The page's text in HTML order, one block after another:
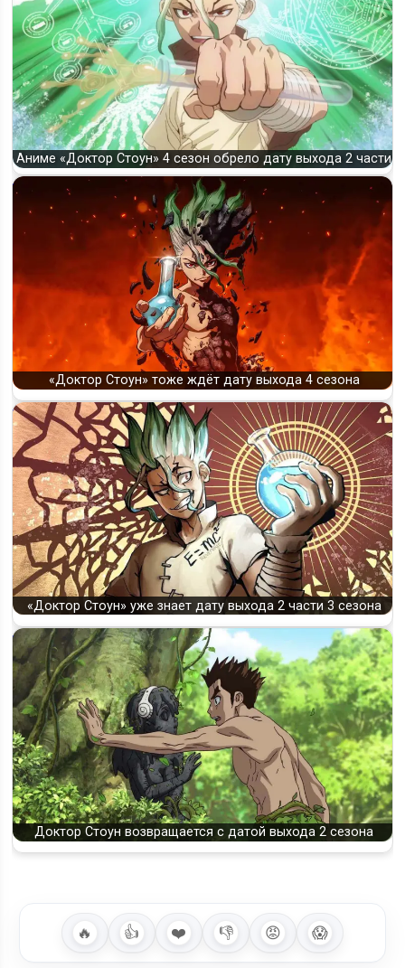
Аниме «Доктор Стоун» 4 сезон обрело дату выхода 2 части
«Доктор Стоун» тоже ждёт дату выхода 4 сезона
«Доктор Стоун» уже знает дату выхода 2 части 3 сезона
Доктор Стоун возвращается с датой выхода 2 сезона
🔥 👍 ❤️ 👎 😡 😱